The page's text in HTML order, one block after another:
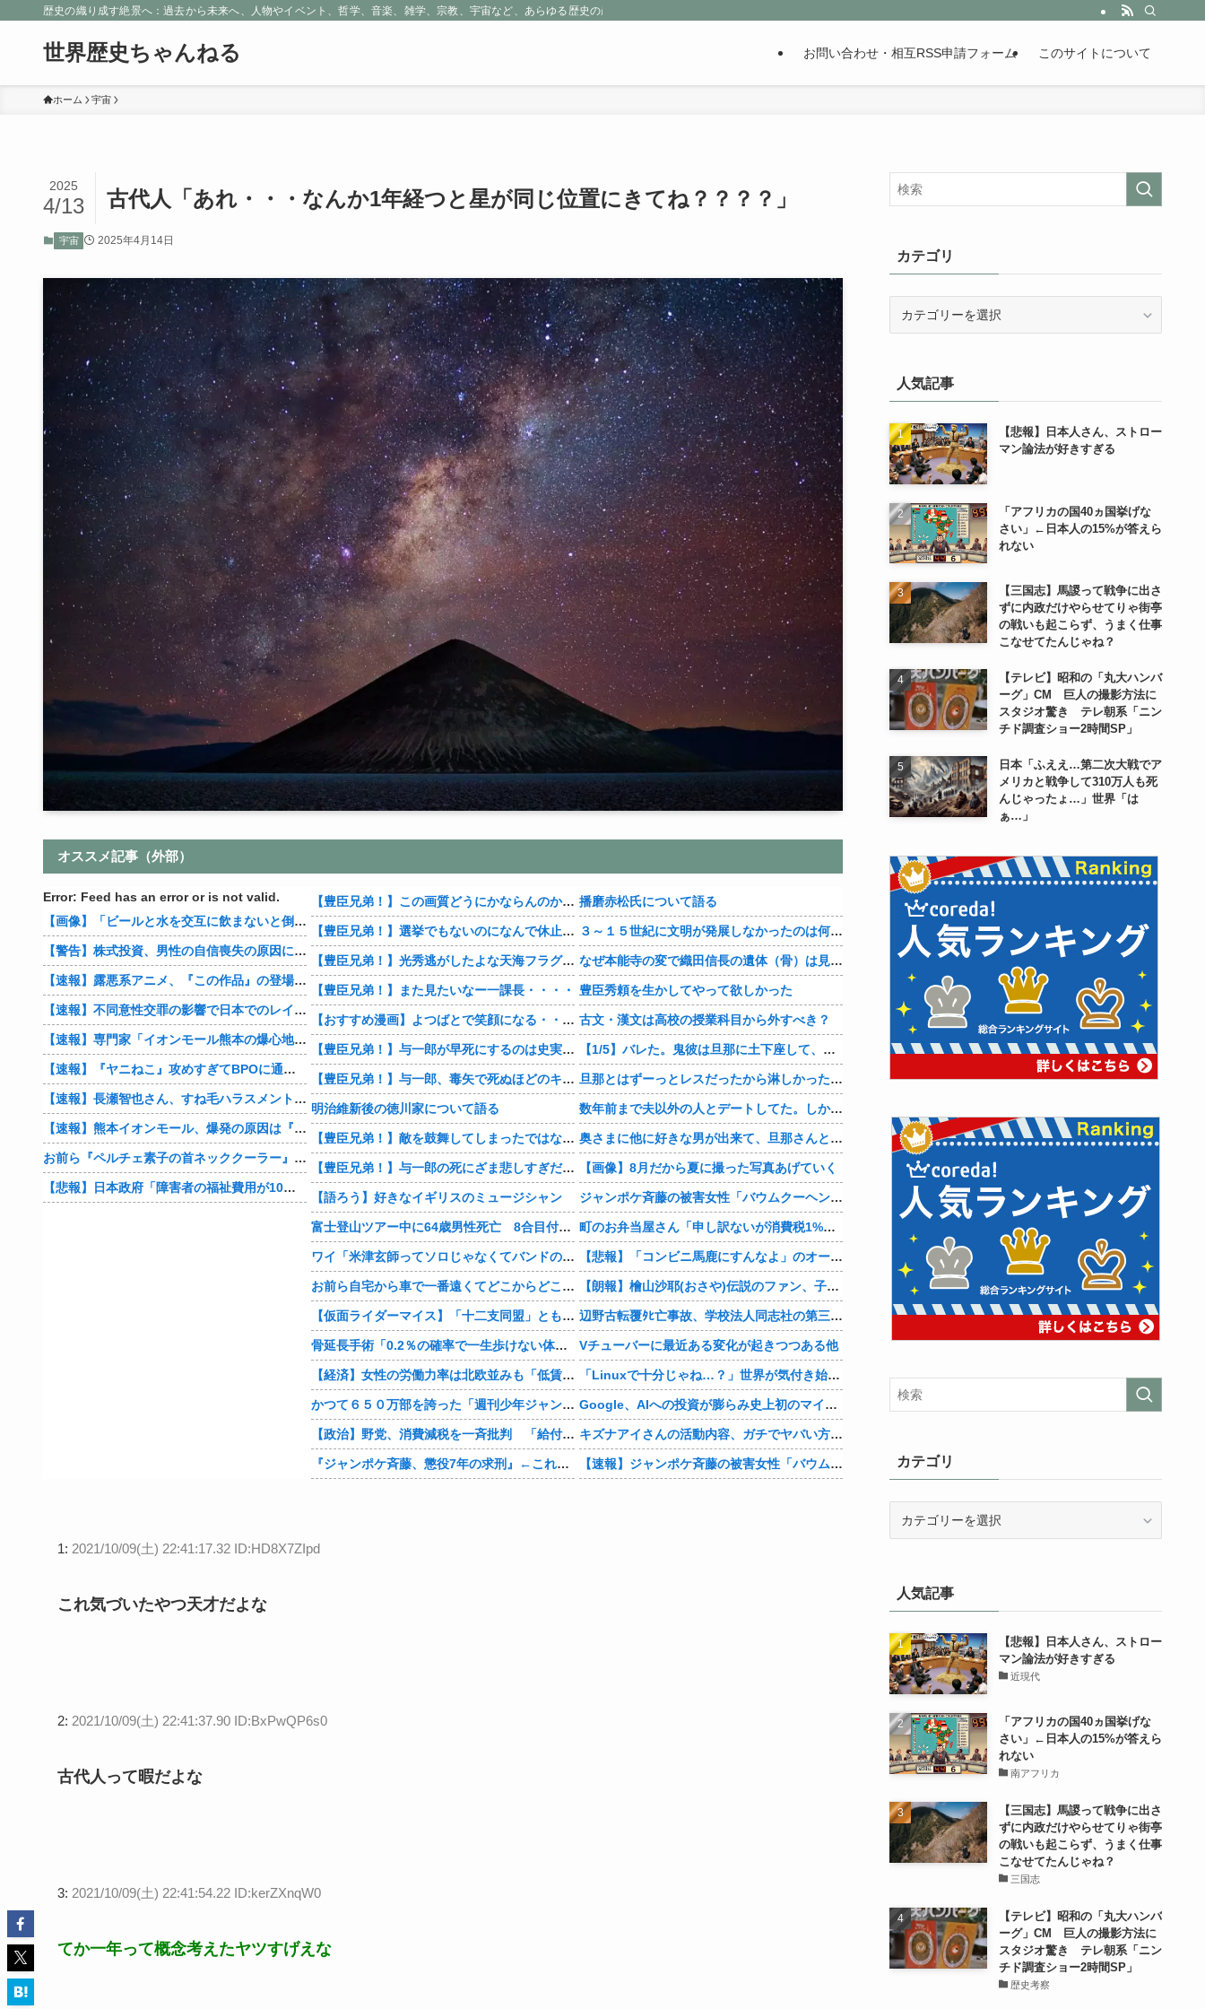
歴史の織り成す絶景へ：過去から未来へ、人物やイベント、哲学、音楽、雑学、宗教、宇宙など、あらゆる歴史の産物に包まれる魅惑の世界を探求しよう。歴史が苦手な人も魅了するまとめサイトです。
世界歴史ちゃんねる お問い合わせ・相互RSS申請フォーム このサイトについて
ホーム 宇宙
古代人「あれ・・・なんか1年経つと星が同じ位置にきてね？？？？」
2025
4/13
宇宙 2025年4月14日
オススメ記事（外部）
Error: Feed has an error or is not valid.
【画像】「ビールと水を交互に飲まないと倒れるグラス」発売
【警告】株式投資、男性の自信喪失の原因に… 6割超が「人生の敗者」自認
【速報】露悪系アニメ、『この作品』の登場で最盛期を迎えてしまう…
【速報】不同意性交罪の影響で日本でのレイプ認知件数爆増
【速報】専門家「イオンモール熊本の爆心地に”こんなもの”があったんだけど…」
【速報】『ヤニねこ』攻めすぎてBPOに通報される
【速報】長瀬智也さん、すね毛ハラスメントを謝罪「不快な思いをさせて申し訳ありませんでした」
【速報】熊本イオンモール、爆発の原因は『これ』の可能性
お前ら『ペルチェ素子の首ネッククーラー』使ったことあるか？
【悲報】日本政府「障害者の福祉費用が10年で2倍になったので抑制します」
【豊臣兄弟！】この画質どうにかならんのか・・・？
【豊臣兄弟！】選挙でもないのになんで休止・・・？
【豊臣兄弟！】光秀逃がしたよな天海フラグすぎる・・・・
【豊臣兄弟！】また見たいなー一課長・・・・
【おすすめ漫画】よつばとで笑顔になる・・・・
【豊臣兄弟！】与一郎が早死にするのは史実なの・・・？
【豊臣兄弟！】与一郎、毒矢で死ぬほどのキャラだったっけ・・・・
明治維新後の徳川家について語る
【豊臣兄弟！】敵を鼓舞してしまったではないか・・・？
【豊臣兄弟！】与一郎の死にざま悲しすぎだろ・・・？
【語ろう】好きなイギリスのミュージシャン
富士登山ツアー中に64歳男性死亡 8合目付近で意識失う
ワイ「米津玄師ってソロじゃなくてバンドのボーカルならよかったよね」
お前ら自宅から車で一番遠くてどこからどこまで行ったことある？
【仮面ライダーマイス】「十二支同盟」とも戦うらしいけど
骨延長手術「0.2％の確率で一生歩けない体になるけど足が10cm伸びます」←コスパ良すぎるだろ
【経済】女性の労働力率は北欧並みも「低賃金依存」の限界 団塊世代の完全引退で、企業が迫られる“最後の選択”
かつて６５０万部を誇った「週刊少年ジャンプ」、発行部数が初の100万部割れ
【政治】野党、消費減税を一斉批判 「給付優先」「財源示せ」
『ジャンポケ斉藤、懲役7年の求刑』←これｗｗｗｗｗｗｗｗｗｗｗｗｗｗｗｗｗｗ
播磨赤松氏について語る
３～１５世紀に文明が発展しなかったのは何故か？
なぜ本能寺の変で織田信長の遺体（骨）は見つからなかったのか
豊臣秀頼を生かしてやって欲しかった
古文・漢文は高校の授業科目から外すべき？
【1/5】バレた。鬼彼は旦那に土下座して、家族には言わないで下さいって…。いつの間にか子供も出来ていたようで私はドン引きでした。→お前の旦那はお前にドン引きだよｗ
旦那とはずーっとレスだったから淋しかった。彼とは魔が差したというか恋に恋してしまって… 結婚してくれ！って言われたけど、それは彼が毎日色々したいだけ。やっと目が覚めた。
数年前まで夫以外の人とデートしてた。しかも相手はみんな夫の仕事関係の人。例えるなら夫はサッカーチームの管理栄養士、デート相手複数人は全員そのサッカーチーム選手みたいな。
奥さまに他に好きな男が出来て、旦那さんと離婚したいため旦那さんのＤＶをでっちあげて、まんまと周りを騙している話を聞いたのは、未来の鬼女たちだったｗ
【画像】8月だから夏に撮った写真あげていく
ジャンポケ斉藤の被害女性「バウムクーヘン売ったりTikTokライブしててムカついたから示談しなかった」
町のお弁当屋さん「申し訳ないが消費税1%になったらその分商品代を値上げするわ」 「うちも！」
【悲報】「コンビニ馬鹿にすんなよ」のオーナー夫婦、不起訴ｗｗｗｗｗｗｗｗ
【朗報】檜山沙耶(おさや)伝説のファン、子供ができたおさやへの正直な気持ちを語るｗ
辺野古転覆ﾀﾋ亡事故、学校法人同志社の第三者委員会が調査報告書を公表 … 安全配慮義務違反や安全管理に関する検証を妨げた組織風土の存在を指摘
Vチューバーに最近ある変化が起きつつある他
「Linuxで十分じゃね…？」世界が気付き始める他
Google、AIへの投資が膨らみ史上初のマイナスキャッシュフローに陥る他
キズナアイさんの活動内容、ガチでヤバい方向へ他
【速報】ジャンポケ斉藤の被害女性「バウムクーヘン売ったりTikTokライブしててムカついたから示談しなかった」他
1: 2021/10/09(土) 22:41:17.32 ID:HD8X7ZIpd
これ気づいたやつ天才だよな
2: 2021/10/09(土) 22:41:37.90 ID:BxPwQP6s0
古代人って暇だよな
3: 2021/10/09(土) 22:41:54.22 ID:kerZXnqW0
てか一年って概念考えたヤツすげえな
カテゴリ
人気記事
【悲報】日本人さん、ストロー
マン論法が好きすぎる
「アフリカの国40ヵ国挙げな
さい」←日本人の15%が答えら
れない
【三国志】馬謖って戦争に出さ
ずに内政だけやらせてりゃ街亭
の戦いも起こらず、うまく仕事
こなせてたんじゃね？
【テレビ】昭和の「丸大ハンバ
ーグ」CM 巨人の撮影方法に
スタジオ驚き テレ朝系「ニン
チド調査ショー2時間SP」
日本「ふええ…第二次大戦でア
メリカと戦争して310万人も死
んじゃったょ…」世界「は
ぁ…」
カテゴリ
人気記事
【悲報】日本人さん、ストロー
マン論法が好きすぎる
近現代
「アフリカの国40ヵ国挙げな
さい」←日本人の15%が答えら
れない
南アフリカ
【三国志】馬謖って戦争に出さ
ずに内政だけやらせてりゃ街亭
の戦いも起こらず、うまく仕事
こなせてたんじゃね？
三国志
【テレビ】昭和の「丸大ハンバ
ーグ」CM 巨人の撮影方法に
スタジオ驚き テレ朝系「ニン
チド調査ショー2時間SP」
歴史考察